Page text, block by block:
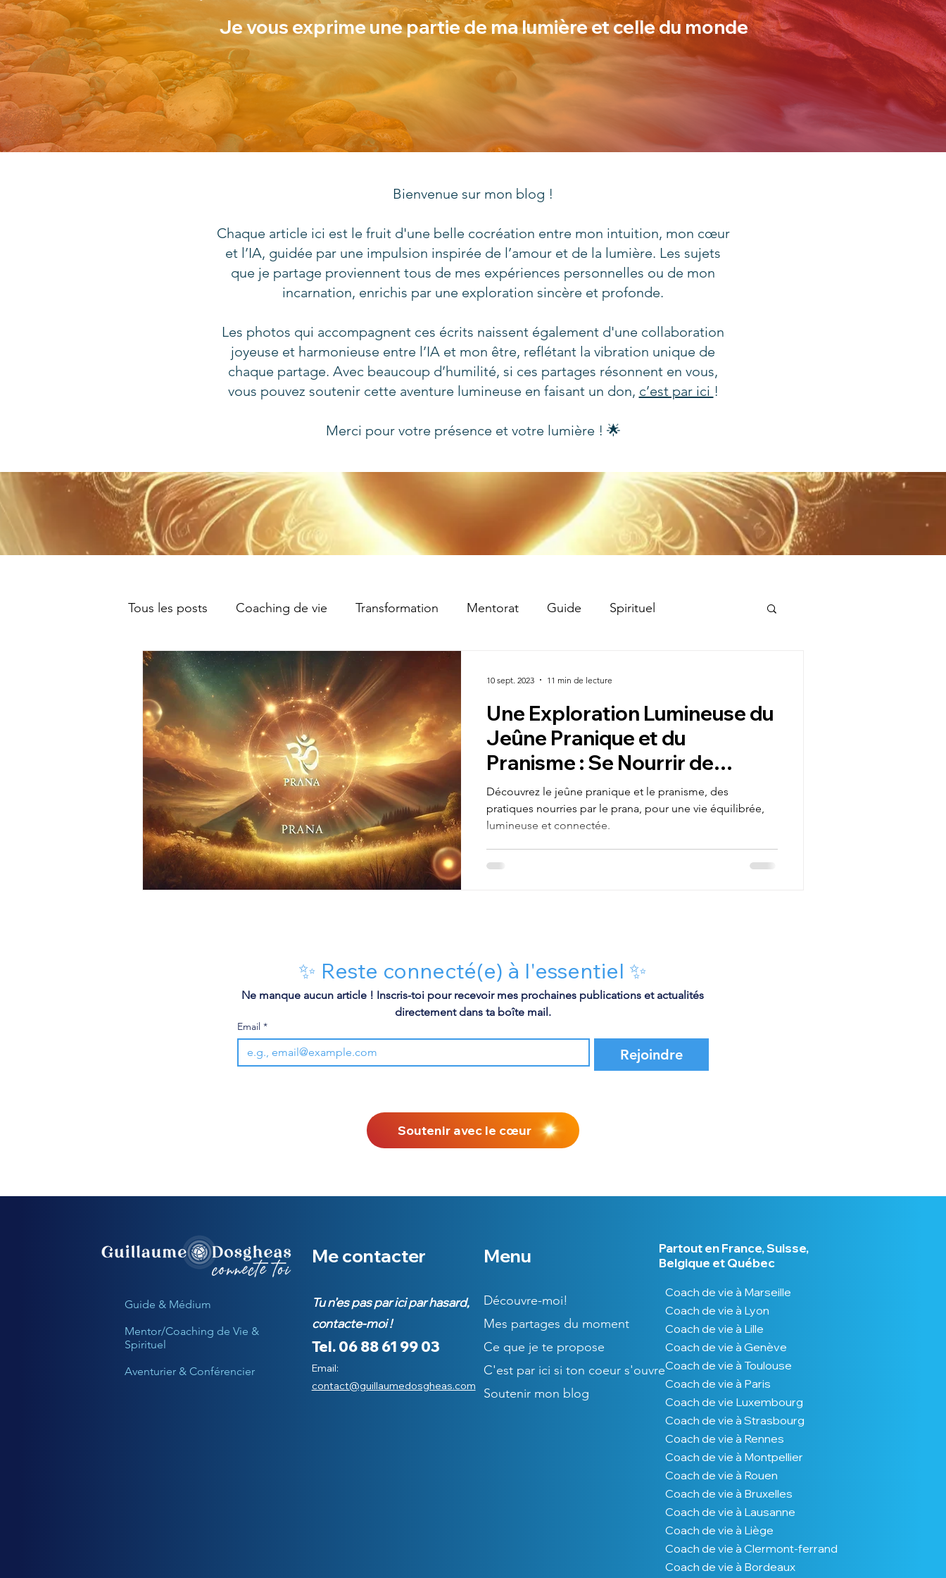
Je vous exprime une partie de ma lumière et celle du monde
Bienvenue sur mon blog !
Chaque article ici est le fruit d'une belle cocréation entre mon intuition, mon cœur
et l’IA, guidée par une impulsion inspirée de l’amour et de la lumière. Les sujets
que je partage proviennent tous de mes expériences personnelles ou de mon
incarnation, enrichis par une exploration sincère et profonde.
Les photos qui accompagnent ces écrits naissent également d'une collaboration
joyeuse et harmonieuse entre l’IA et mon être, reflétant la vibration unique de
chaque partage. Avec beaucoup d’humilité, si ces partages résonnent en vous,
vous pouvez soutenir cette aventure lumineuse en faisant un don, c’est par ici !
Merci pour votre présence et votre lumière ! 🌟
Tous les posts Coaching de vie Transformation Mentorat Guide Spirituel
Capacités extra-sensorielles Méduim
Entrepreneuriat Argent / Finance Equilibre / Alignement Chemin de Vie Propérité
Prospérité Abondance Jeûne Prana
Trekking Hygiène de vie Alimentation Mes aventures de vie Voyage initiatique
Parcours initiatique Trekking initiatique Aventure initiatique
Une Exploration Lumineuse du
Jeûne Pranique et du
Pranisme : Se Nourrir de
l'Énergie Universelle
Découvrez le jeûne pranique et le pranisme, des
pratiques nourries par le prana, pour une vie équilibrée,
lumineuse et connectée.
10 sept. 2023 11 min de lecture
✨ Reste connecté(e) à l'essentiel ✨
Ne manque aucun article ! Inscris-toi pour recevoir mes prochaines publications et actualités
directement dans ta boîte mail.
Email *
Rejoindre
Soutenir avec le cœur
Guide & Médium
Mentor/Coaching de Vie &
Spirituel
Aventurier & Conférencier
Me contacter
Tu n’es pas par ici par hasard,
contacte-moi !
Tel. 06 88 61 99 03
Email:
contact@guillaumedosgheas.com
Menu
Découvre-moi!
Mes partages du moment
Ce que je te propose
C'est par ici si ton coeur s'ouvre
Soutenir mon blog
Partout en France, Suisse,
Belgique et Québec
Coach de vie à Marseille
Coach de vie à Lyon
Coach de vie à Lille
Coach de vie à Genève
Coach de vie à Toulouse
Coach de vie à Paris
Coach de vie Luxembourg
Coach de vie à Strasbourg
Coach de vie à Rennes
Coach de vie à Montpellier
Coach de vie à Rouen
Coach de vie à Bruxelles
Coach de vie à Lausanne
Coach de vie à Liège
Coach de vie à Clermont-ferrand
Coach de vie à Bordeaux